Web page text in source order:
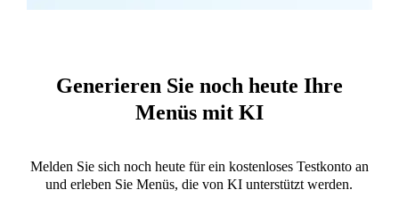
Generieren Sie noch heute Ihre
Menüs mit KI
Melden Sie sich noch heute für ein kostenloses Testkonto an
und erleben Sie Menüs, die von KI unterstützt werden.